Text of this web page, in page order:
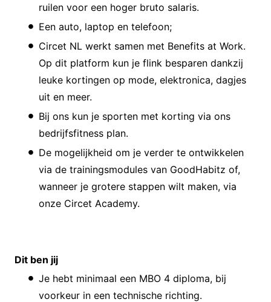
ruilen voor een hoger bruto salaris.
Een auto, laptop en telefoon;
Circet NL werkt samen met Benefits at Work.
Op dit platform kun je flink besparen dankzij
leuke kortingen op mode, elektronica, dagjes
uit en meer.
Bij ons kun je sporten met korting via ons
bedrijfsfitness plan.
De mogelijkheid om je verder te ontwikkelen
via de trainingsmodules van GoodHabitz of,
wanneer je grotere stappen wilt maken, via
onze Circet Academy.
Dit ben jij
Je hebt minimaal een MBO 4 diploma, bij
voorkeur in een technische richting.